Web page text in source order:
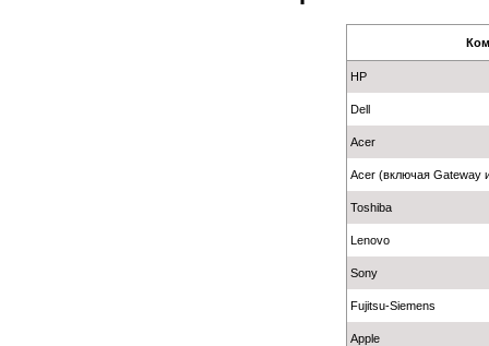
HP
Dell
Acer
Acer (включая Gateway
Toshiba
Lenovo
Sony
Fujitsu-Siemens
Apple